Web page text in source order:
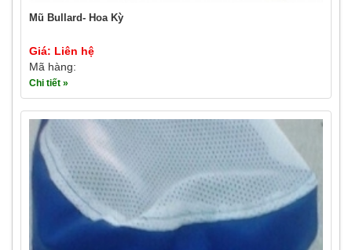
Mũ Bullard- Hoa Kỳ
Giá: Liên hệ
Mã hàng:
Chi tiết »